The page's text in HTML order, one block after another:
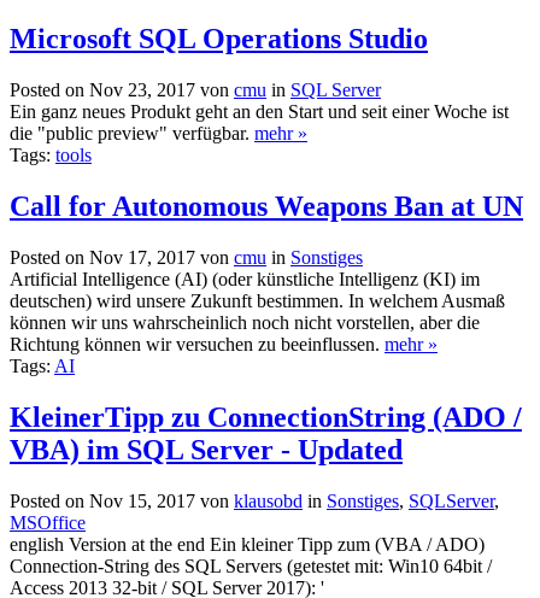
Microsoft SQL Operations Studio
Posted on Nov 23, 2017 von cmu in SQL Server
Ein ganz neues Produkt geht an den Start und seit einer Woche ist
die "public preview" verfügbar. mehr »
Tags: tools
Call for Autonomous Weapons Ban at UN
Posted on Nov 17, 2017 von cmu in Sonstiges
Artificial Intelligence (AI) (oder künstliche Intelligenz (KI) im
deutschen) wird unsere Zukunft bestimmen. In welchem Ausmaß
können wir uns wahrscheinlich noch nicht vorstellen, aber die
Richtung können wir versuchen zu beeinflussen. mehr »
Tags: AI
KleinerTipp zu ConnectionString (ADO /
VBA) im SQL Server - Updated
Posted on Nov 15, 2017 von klausobd in Sonstiges, SQLServer,
MSOffice
english Version at the end Ein kleiner Tipp zum (VBA / ADO)
Connection-String des SQL Servers (getestet mit: Win10 64bit /
Access 2013 32-bit / SQL Server 2017): '